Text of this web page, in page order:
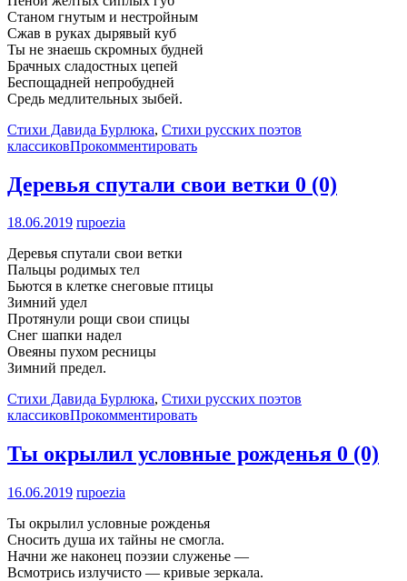
Станом гнутым и нестройным
Сжав в руках дырявый куб
Ты не знаешь скромных будней
Брачных сладостных цепей
Беспощадней непробудней
Средь медлительных зыбей.
Стихи Давида Бурлюка, Стихи русских поэтов
классиковПрокомментировать
Деревья спутали свои ветки 0 (0)
18.06.2019 rupoezia
Деревья спутали свои ветки
Пальцы родимых тел
Бьются в клетке снеговые птицы
Зимний удел
Протянули рощи свои спицы
Снег шапки надел
Овеяны пухом ресницы
Зимний предел.
Стихи Давида Бурлюка, Стихи русских поэтов
классиковПрокомментировать
Ты окрылил условные рожденья 0 (0)
16.06.2019 rupoezia
Ты окрылил условные рожденья
Сносить душа их тайны не смогла.
Начни же наконец поэзии служенье —
Всмотрись излучисто — кривые зеркала.